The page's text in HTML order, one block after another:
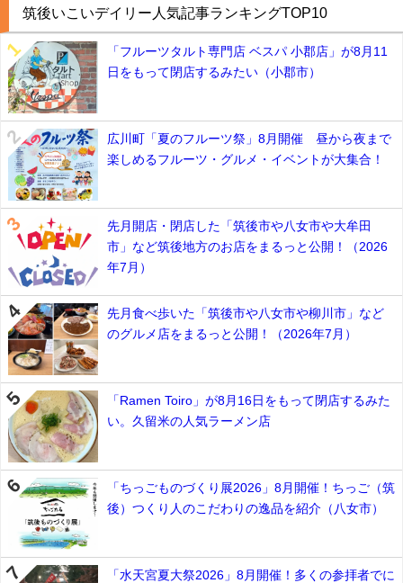
筑後いこいデイリー人気記事ランキングTOP10
「フルーツタルト専門店 ベスパ 小郡店」が8月11
日をもって閉店するみたい（小郡市）
広川町「夏のフルーツ祭」8月開催 昼から夜まで
楽しめるフルーツ・グルメ・イベントが大集合！
先月開店・閉店した「筑後市や八女市や大牟田
市」など筑後地方のお店をまるっと公開！（2026
年7月）
先月食べ歩いた「筑後市や八女市や柳川市」など
のグルメ店をまるっと公開！（2026年7月）
「Ramen Toiro」が8月16日をもって閉店するみた
い。久留米の人気ラーメン店
「ちっごものづくり展2026」8月開催！ちっご（筑
後）つくり人のこだわりの逸品を紹介（八女市）
「水天宮夏大祭2026」8月開催！多くの参拝者でに